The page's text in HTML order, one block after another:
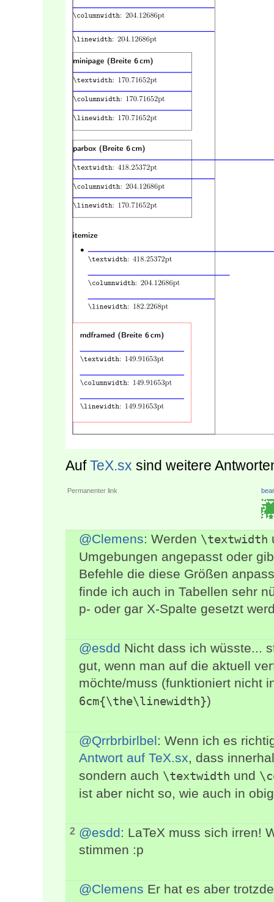
AufTeX.sx sind weitere
Permanenter link
@Clemens: Werden \textwidth
Umgebungen angepasst oder
Befehle die diese Größen
finde ich auch in Tabellen sehr
p- oder gar X-Spalte gesetzt
@esdd Nicht dass ich wüsste...
gut, wenn man auf die aktuell
möchte/muss (funktioniert nicht
6cm{\the\linewidth})
@Qrrbrbirlbel: Wenn ich es
Antwort auf TeX.sx, dass
sondern auch \textwidth und
ist aber nicht so, wie auch in
2 @esdd: LaTeX muss sich irren!
stimmen :p
@Clemens Er hat es aber